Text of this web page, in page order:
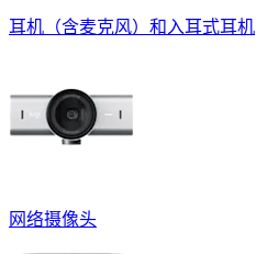
耳机（含麦克风）和入耳式耳机
网络摄像头